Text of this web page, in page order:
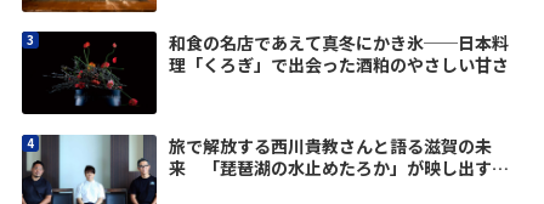
和食の名店であえて真冬にかき氷──日本料
理「くろぎ」で出会った酒粕のやさしい甘さ
旅で解放する西川貴教さんと語る滋賀の未
来 「琵琶湖の水止めたろか」が映し出す価